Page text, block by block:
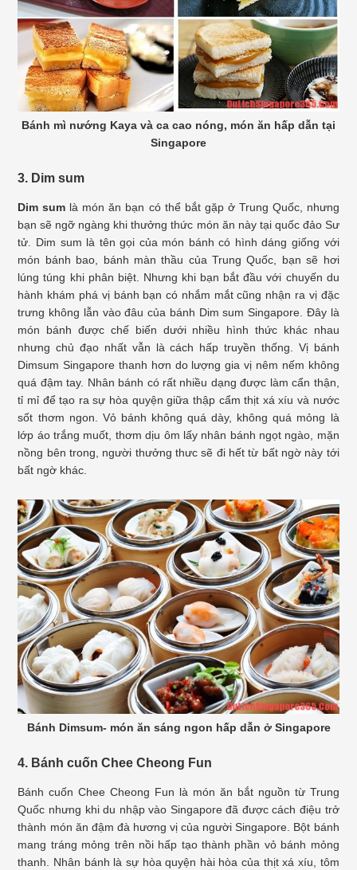
Bánh mì nướng Kaya và ca cao nóng, món ăn hấp dẫn tại
Singapore
3. Dim sum
Dim sum là món ăn bạn có thể bắt gặp ở Trung Quốc, nhưng
bạn sẽ ngỡ ngàng khi thưởng thức món ăn này tại quốc đảo Sư
tử. Dim sum là tên gọi của món bánh có hình dáng giống với
món bánh bao, bánh màn thầu của Trung Quốc, bạn sẽ hơi
lúng túng khi phân biệt. Nhưng khi bạn bắt đầu với chuyến du
hành khám phá vị bánh bạn có nhắm mắt cũng nhận ra vị đặc
trưng không lẫn vào đâu của bánh Dim sum Singapore. Đây là
món bánh được chế biến dưới nhiều hình thức khác nhau
nhưng chủ đạo nhất vẫn là cách hấp truyền thống. Vị bánh
Dimsum Singapore thanh hơn do lượng gia vị nêm nếm không
quá đậm tay. Nhân bánh có rất nhiều dạng được làm cẩn thận,
tỉ mỉ để tạo ra sự hòa quyện giữa thập cẩm thịt xá xíu và nước
sốt thơm ngon. Vỏ bánh không quá dày, không quá mỏng là
lớp áo trắng muốt, thơm dịu ôm lấy nhân bánh ngọt ngào, mặn
nồng bên trong, người thưởng thưc sẽ đi hết từ bất ngờ này tới
bất ngờ khác.
Bánh Dimsum- món ăn sáng ngon hấp dẫn ở Singapore
4. Bánh cuốn Chee Cheong Fun
Bánh cuốn Chee Cheong Fun là món ăn bắt nguồn từ Trung
Quốc nhưng khi du nhập vào Singapore đã được cách điệu trở
thành món ăn đậm đà hương vị của người Singapore. Bột bánh
mang tráng mỏng trên nồi hấp tạo thành phần vỏ bánh mỏng
thanh. Nhân bánh là sự hòa quyện hài hòa của thịt xá xíu, tôm